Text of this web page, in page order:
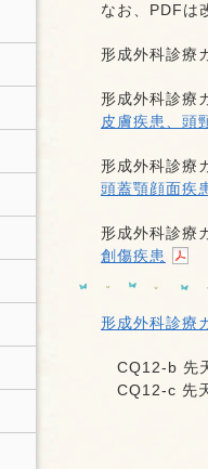
なお、PDFは
形成外科診療
形成外科診療
皮膚疾患、頭
形成外科診療
頭蓋顎顔面疾
形成外科診療
創傷疾患
形成外科診療
CQ12-b 先
CQ12-c 先